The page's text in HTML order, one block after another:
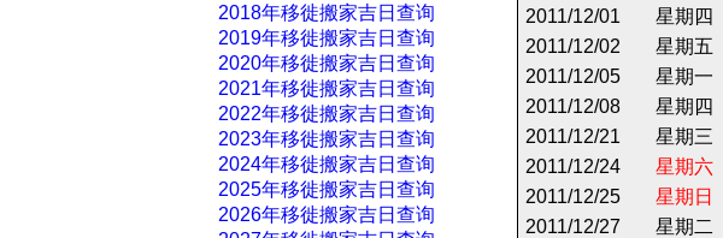
2018年移徙搬家吉日查询
2019年移徙搬家吉日查询
2020年移徙搬家吉日查询
2021年移徙搬家吉日查询
2022年移徙搬家吉日查询
2023年移徙搬家吉日查询
2024年移徙搬家吉日查询
2025年移徙搬家吉日查询
2026年移徙搬家吉日查询
2011/12/01
星期四
2011/12/02
星期五
2011/12/05
星期一
2011/12/08
星期四
2011/12/21
星期三
2011/12/24
星期六
2011/12/25
星期日
2011/12/27
星期二